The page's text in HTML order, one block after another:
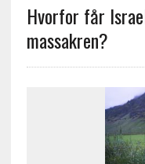
Hvorfor får
massakren?